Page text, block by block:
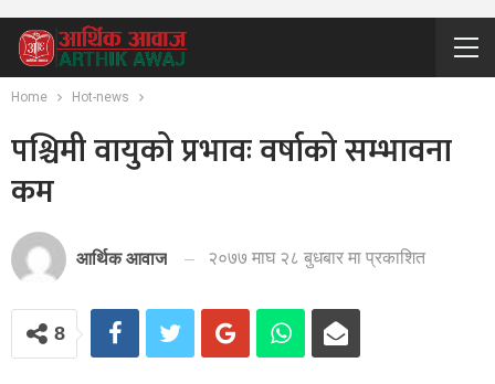
Home Hot-news
पश्चिमी वायुको प्रभावः वर्षाको सम्भावना
कम
आर्थिक आवाज २०७७ माघ २८ बुधबार मा प्रकाशित
8